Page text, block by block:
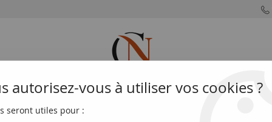
autorisez-vous à utiliser vos cookies ?
seront utiles pour :